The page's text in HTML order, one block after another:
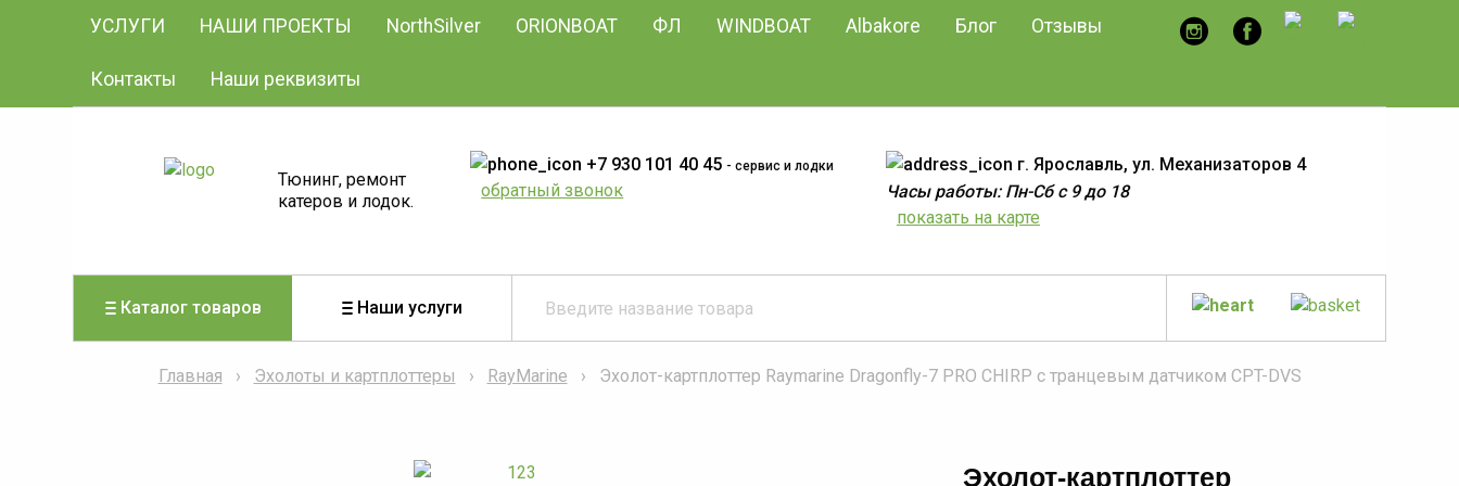
УСЛУГИ НАШИ ПРОЕКТЫ NorthSilver ORIONBOAT ФЛ WINDBOAT Albakore Блог Отзывы
Контакты Наши реквизиты
Тюнинг, ремонт
катеров и лодок.
+7 930 101 40 45 - сервис и лодки
обратный звонок
г. Ярославль, ул. Механизаторов 4
Часы работы: Пн-Сб с 9 до 18
показать на карте
Каталог товаров Наши услуги
Главная Эхолоты и картплоттеры RayMarine Эхолот-картплоттер Raymarine Dragonfly-7 PRO CHIRP с транцевым датчиком CPT-DVS
Эхолот-картплоттер